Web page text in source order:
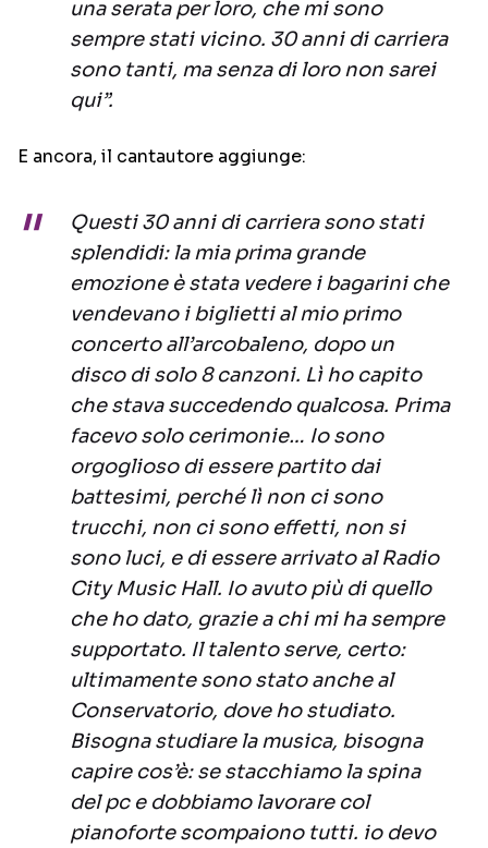
una serata per loro, che mi sono
sempre stati vicino. 30 anni di carriera
sono tanti, ma senza di loro non sarei
qui”.
E ancora, il cantautore aggiunge:
Questi 30 anni di carriera sono stati
splendidi: la mia prima grande
emozione è stata vedere i bagarini che
vendevano i biglietti al mio primo
concerto all’arcobaleno, dopo un
disco di solo 8 canzoni. Lì ho capito
che stava succedendo qualcosa. Prima
facevo solo cerimonie… Io sono
orgoglioso di essere partito dai
battesimi, perché lì non ci sono
trucchi, non ci sono effetti, non si
sono luci, e di essere arrivato al Radio
City Music Hall. Io avuto più di quello
che ho dato, grazie a chi mi ha sempre
supportato. Il talento serve, certo:
ultimamente sono stato anche al
Conservatorio, dove ho studiato.
Bisogna studiare la musica, bisogna
capire cos’è: se stacchiamo la spina
del pc e dobbiamo lavorare col
pianoforte scompaiono tutti. io devo